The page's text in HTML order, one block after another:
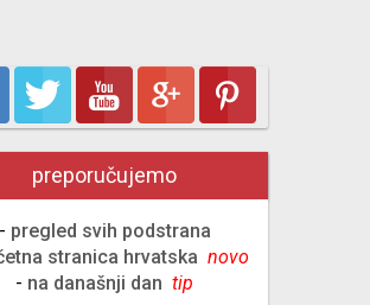
preporučujemo
- pregled svih podstrana
stranica hrvatska novo
- na današnji dan tip